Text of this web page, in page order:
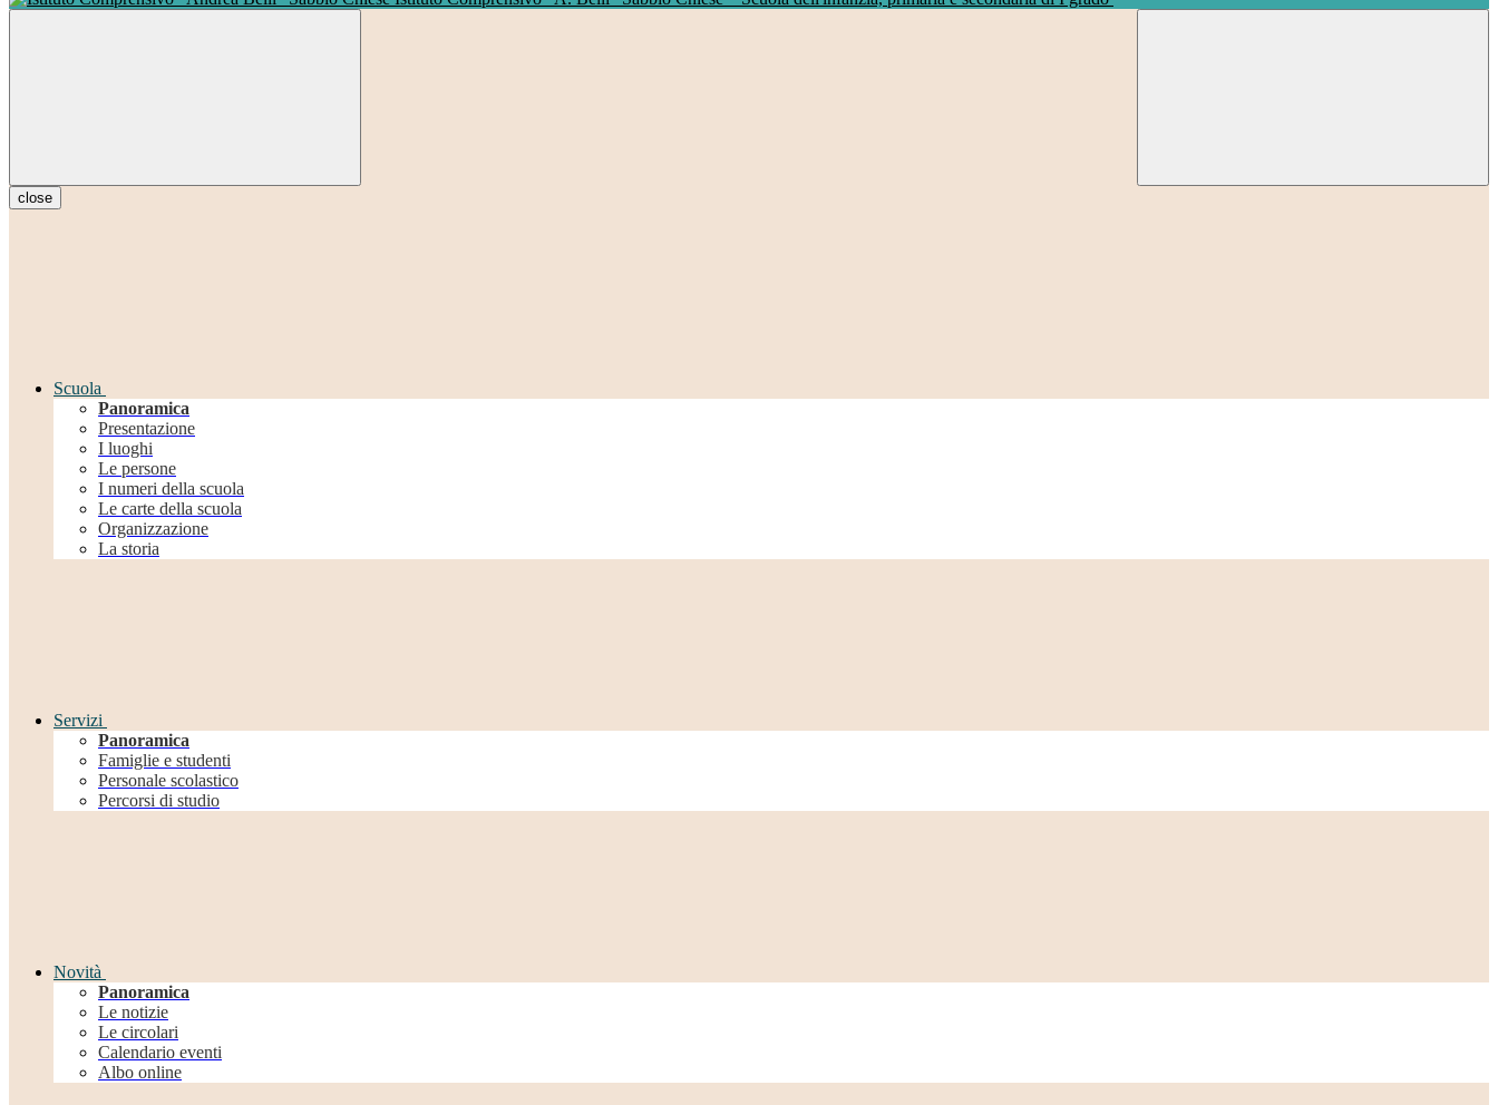
close
Scuola
Panoramica
Presentazione
I luoghi
Le persone
I numeri della scuola
Le carte della scuola
Organizzazione
La storia
Servizi
Panoramica
Famiglie e studenti
Personale scolastico
Percorsi di studio
Novità
Panoramica
Le notizie
Le circolari
Calendario eventi
Albo online